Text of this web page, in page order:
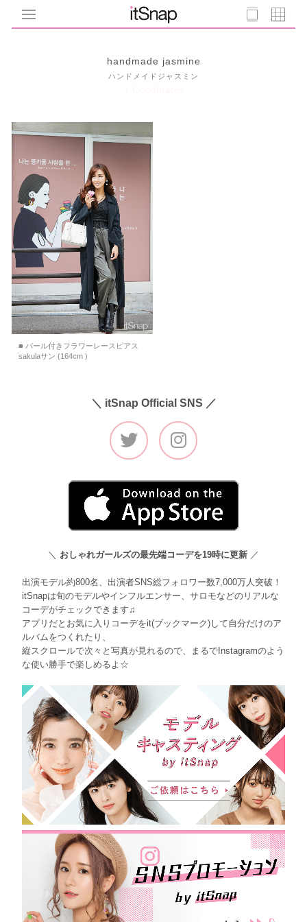
handmade jasmine
ハンドメイドジャスミン
1 Coodinates
■ パール付きフラワーレースピアス
sakulaサン (164cm )
＼ itSnap Official SNS ／
＼ おしゃれガールズの最先端コーデを19時に更新 ／
出演モデル約800名、出演者SNS総フォロワー数7,000万人突破！
itSnapは旬のモデルやインフルエンサー、サロモなどのリアルな
コーデがチェックできます♫
アプリだとお気に入りコーデをit(ブックマーク)して自分だけのア
ルバムをつくれたり、
縦スクロールで次々と写真が見れるので、まるでInstagramのよう
な使い勝手で楽しめるよ☆